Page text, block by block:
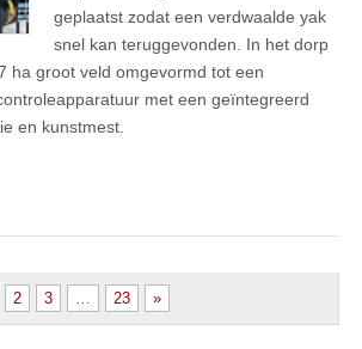
geplaatst zodat een verdwaalde yak
snel kan teruggevonden. In het dorp
ha groot veld omgevormd tot een
met een geïntegreerd
en kunstmest.
2 3 23 »